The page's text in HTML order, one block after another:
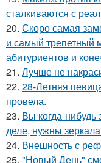
сталкиваются с
20. Скоро самая
и самый трепетный
абитуриентов и
21. Лучше не
22. 28-Летняя
провела.
23. Вы когда-
деле, нужны
24. Внешность с
25. "Новый День"